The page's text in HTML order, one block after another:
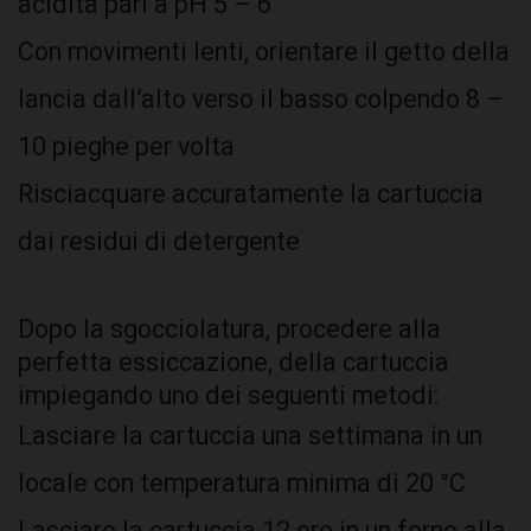
Con movimenti lenti, orientare il getto della
lancia dall’alto verso il basso colpendo 8 –
10 pieghe per volta
Risciacquare accuratamente la cartuccia
dai residui di detergente
Dopo la sgocciolatura, procedere alla
perfetta essiccazione, della cartuccia
impiegando uno dei seguenti metodi:
Lasciare la cartuccia una settimana in un
locale con temperatura minima di 20 °C